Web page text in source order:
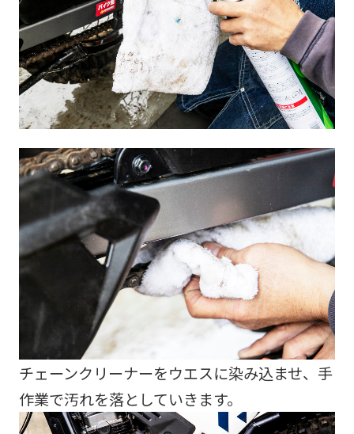
チェーンクリーナーをウエスに染み込ませ、手
作業で汚れを落としていきます。